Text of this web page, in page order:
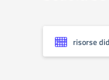
risorse